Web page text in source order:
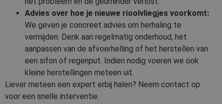
Advies over hoe je nieuwe rioolvliegjes voorkomt:
We geven je concreet advies om herhaling te
vermijden. Denk aan regelmatig onderhoud, het
aanpassen van de afvoerhelling of het herstellen van
een sifon of regenput. Indien nodig voeren we ook
kleine herstellingen meteen uit.
Liever meteen een expert erbij halen? Neem contact op
voor een snelle interventie.